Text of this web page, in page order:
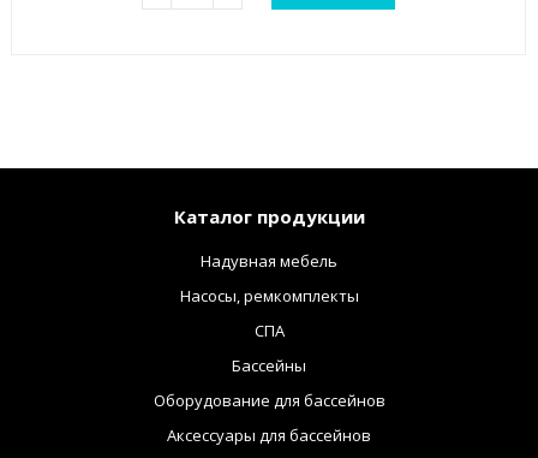
Каталог продукции
Надувная мебель
Насосы, ремкомплекты
СПА
Бассейны
Оборудование для бассейнов
Аксессуары для бассейнов